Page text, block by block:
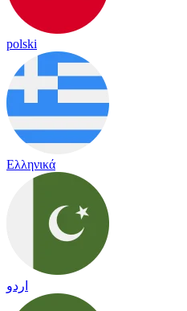
polski
Ελληνικά
اردو